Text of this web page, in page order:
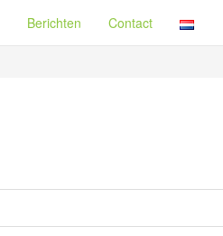
Berichten Contact